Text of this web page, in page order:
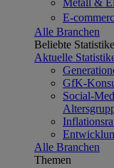
E-
Alle Branchen
Beliebte
Aktuelle
GfK-
Social-
Alle Branchen
Themen